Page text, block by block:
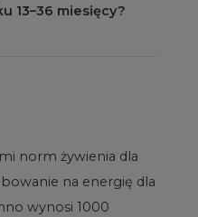
13–36 miesięcy?
norm żywienia dla
na energię dla
wynosi 1000